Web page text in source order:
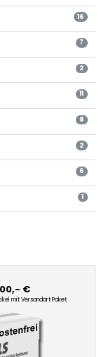
16
7
2
11
8
2
6
1
€
mit Versandart Paket